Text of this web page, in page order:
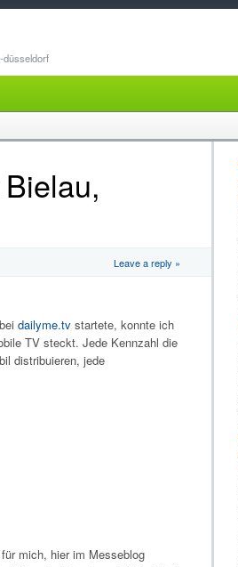
düsseldorf
Leave a reply »
dailyme.tvstartete, konnte ich
TV steckt. Jede Kennzahl die
distribuieren, jede
mich, hier im Messeblog